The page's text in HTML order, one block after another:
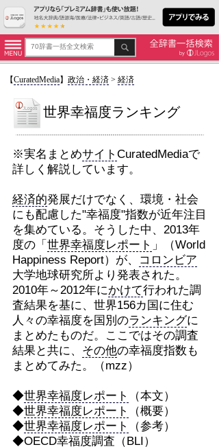
【CuratedMedia】 政治・経済> 経済
世界幸福度ランキング
※実名まとめサイト CuratedMediaで
詳しく解説しています。
経済的発展だけでなく、環境・社会
にも配慮した"幸福度"指数が近年注目
を集めている。そうした中、2013年
度の「 世界幸福度レポート 」（World
Happiness Report）が、
コロンビア
大学地球研究所より発表された。
2010年～2012年にかけて行われた調
査結果を基に、世界156カ国に住む
人々の幸福度を国別のランキングに
まとめたものだ。ここではその調査
結果と共に、 その他の幸福度指数も
まとめてみた。（mzz）
◆世界幸福度レポート
（本文）
◆世界幸福度レポート
（概要）
◆世界幸福度レポート
（参考）
◆OECD幸福度調査（BLI）